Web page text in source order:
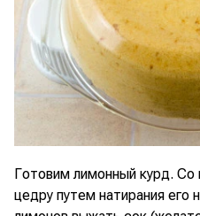
Готовим лимонный курд. Со
цедру путем натирания его